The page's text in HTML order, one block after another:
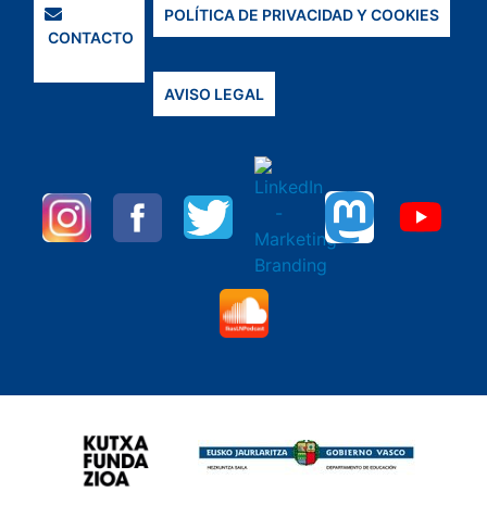
CONTACTO
POLÍTICA DE PRIVACIDAD Y COOKIES
AVISO LEGAL